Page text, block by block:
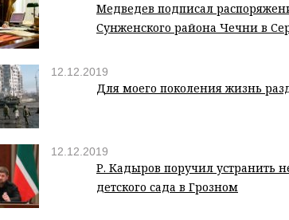
Медведев подписал
Сунженского района Чечни в
12.12.2019
Для моего поколения жизнь
12.12.2019
Р. Кадыров поручил устранить
детского сада в Грозном